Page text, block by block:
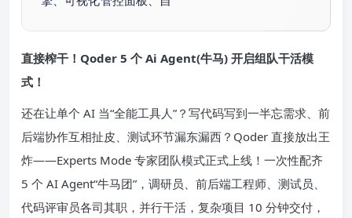
直接榨干！Qoder 5 个
还在让单个 AI 当“全能工具人”？写代码写到一半忘需求、前
后端协作互相扯皮、测试环节漏东漏西？Qoder 直接放出王
炸——Experts Mode 专家团队模式正式上线！一次性配齐
5 个 AI Agent“牛马团”，调研员、前后端工程师、测试员、